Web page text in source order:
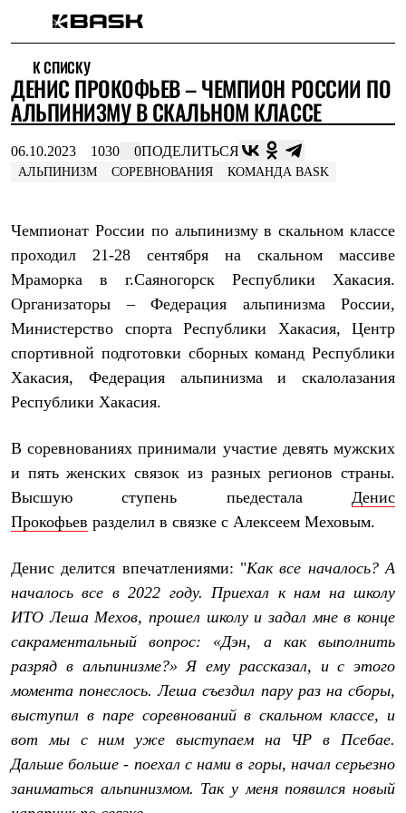
Интернет-магазин
Мужская одежда
Утепленная пухом
Куртки
Жилеты
Комбинезоны
Брюки
Штормовая одежда
Куртки
Брюки
Софтшелл одежда
Куртки
Брюки
Флисовая одежда
Куртки
Брюки
Жилеты
Термобелье
Среднее термобелье
Лёгкая одежда
Футболки
Рубашки
Толстовки
Шорты
Утепленная пухом
Куртки
Брюки
Жилеты
Утепленная синтетикой
Куртки
Штормовая одежда
Куртки
Софтшелл одежда
Куртки
Брюки
Лёгкая одежда
К СПИСКУ
ДЕНИС ПРОКОФЬЕВ – ЧЕМПИОН РОССИИ ПО
АЛЬПИНИЗМУ В СКАЛЬНОМ КЛАССЕ
06.10.2023 1030 0ПОДЕЛИТЬСЯ
АЛЬПИНИЗМ СОРЕВНОВАНИЯ КОМАНДА BASK
Чемпионат России по альпинизму в скальном классе
проходил 21-28 сентября на скальном массиве
Мраморка в г.Саяногорск Республики Хакасия.
Организаторы – Федерация альпинизма России,
Министерство спорта Республики Хакасия, Центр
спортивной подготовки сборных команд Республики
Хакасия, Федерация альпинизма и скалолазания
Республики Хакасия.
В соревнованиях принимали участие девять мужских
и пять женских связок из разных регионов страны.
Высшую ступень пьедестала Денис
Прокофьев разделил в связке с Алексеем Меховым.
Денис делится впечатлениями: "Как все началось? А
началось все в 2022 году. Приехал к нам на школу
ИТО Леша Мехов, прошел школу и задал мне в конце
сакраментальный вопрос: «Дэн, а как выполнить
разряд в альпинизме?» Я ему рассказал, и с этого
момента понеслось. Леша съездил пару раз на сборы,
выступил в паре соревнований в скальном классе, и
вот мы с ним уже выступаем на ЧР в Псебае.
Дальше больше - поехал с нами в горы, начал серьезно
заниматься альпинизмом. Так у меня появился новый